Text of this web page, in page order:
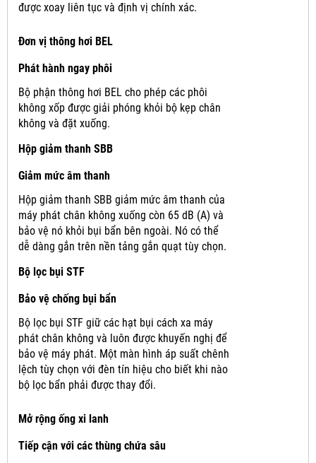
được xoay liên tục và định vị chính xác.
Đơn vị thông hơi BEL
Phát hành ngay phôi
Bộ phận thông hơi BEL cho phép các phôi
không xốp được giải phóng khỏi bộ kẹp chân
không và đặt xuống.
Hộp giảm thanh SBB
Giảm mức âm thanh
Hộp giảm thanh SBB giảm mức âm thanh của
máy phát chân không xuống còn 65 dB (A) và
bảo vệ nó khỏi bụi bẩn bên ngoài. Nó có thể
dễ dàng gắn trên nền tảng gắn quạt tùy chọn.
Bộ lọc bụi STF
Bảo vệ chống bụi bẩn
Bộ lọc bụi STF giữ các hạt bụi cách xa máy
phát chân không và luôn được khuyến nghị để
bảo vệ máy phát. Một màn hình áp suất chênh
lệch tùy chọn với đèn tín hiệu cho biết khi nào
bộ lọc bẩn phải được thay đổi.
Mở rộng ống xi lanh
Tiếp cận với các thùng chứa sâu